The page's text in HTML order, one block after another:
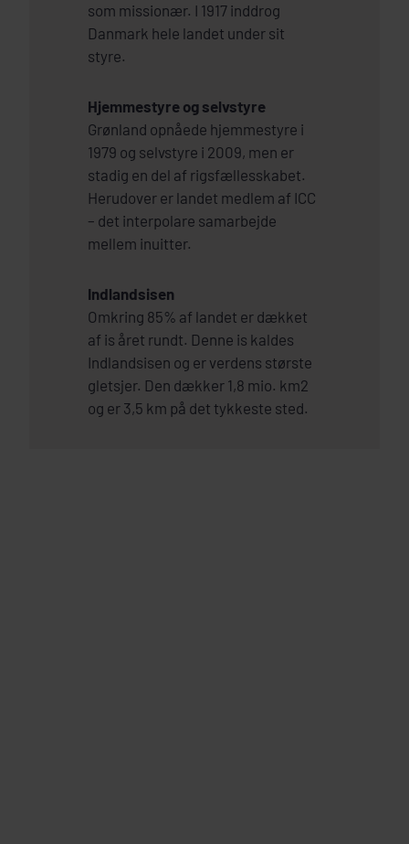
som missionær. I 1917 inddrog
Danmark hele landet under sit
styre.
Hjemmestyre og selvstyre
Grønland opnåede hjemmestyre i
1979 og selvstyre i 2009, men er
stadig en del af rigsfællesskabet.
Herudover er landet medlem af ICC
– det interpolare samarbejde
mellem inuitter.
Indlandsisen
Omkring 85% af landet er dækket
af is året rundt. Denne is kaldes
Indlandsisen og er verdens største
gletsjer. Den dækker 1,8 mio. km2
og er 3,5 km på det tykkeste sted.